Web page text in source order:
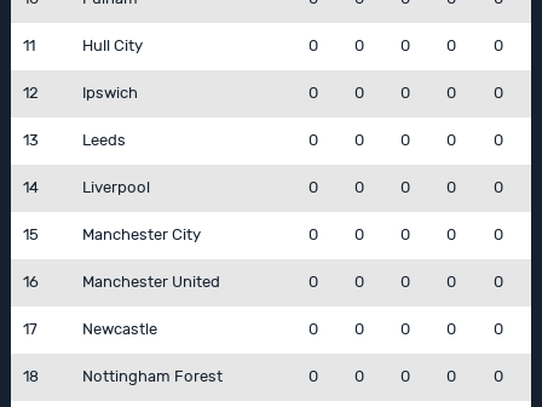
11 Hull City 0 0 0 0 0
12 Ipswich 0 0 0 0 0
13 Leeds 0 0 0 0 0
14 Liverpool 0 0 0 0 0
15 Manchester City 0 0 0 0 0
16 Manchester United 0 0 0 0 0
17 Newcastle 0 0 0 0 0
18 Nottingham Forest 0 0 0 0 0